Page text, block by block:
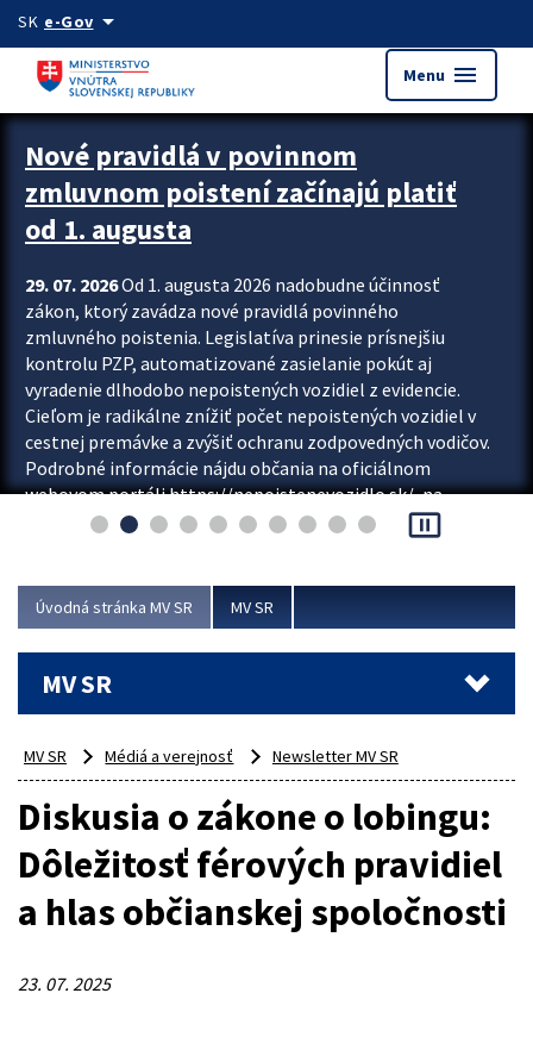
Preskocit na hlavný obsah
SK e-Govarrow_drop_down
Menu menu
Zastavit automatický posun upútavok
Nové pravidlá v povinnom
zmluvnom poistení začínajú platiť
od 1. augusta
29. 07. 2026Od 1. augusta 2026 nadobudne účinnosť
zákon, ktorý zavádza nové pravidlá povinného
zmluvného poistenia. Legislatíva prinesie prísnejšiu
kontrolu PZP, automatizované zasielanie pokút aj
vyradenie dlhodobo nepoistených vozidiel z evidencie.
Cieľom je radikálne znížiť počet nepoistených vozidiel v
cestnej premávke a zvýšiť ochranu zodpovedných vodičov.
Podrobné informácie nájdu občania na oficiálnom
webovom portáli https://nepoistenevozidlo.sk/, na
ktorom od augusta pribudne aj možnosť overiť si...
pause_presentation
Úvodná stránka MV SR MV SR
MV SR
MV SR Médiá a verejnosť Newsletter MV SR
Diskusia o zákone o lobingu:
Dôležitosť férových pravidiel
a hlas občianskej spoločnosti
23. 07. 2025